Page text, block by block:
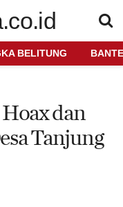
BELITUNG
dan
Tanjung